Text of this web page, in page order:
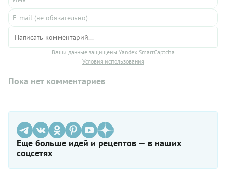
Ваши данные защищены Yandex SmartCaptcha
Условия использования
Пока нет комментариев
Еще больше идей и рецептов — в наших
соцсетях